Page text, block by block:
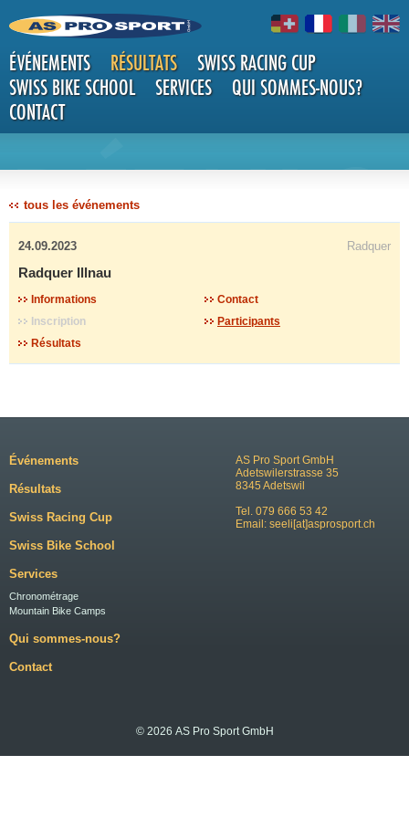
ÉVÉNEMENTS RÉSULTATS
SWISS RACING CUP
SWISS BIKE SCHOOL
SERVICES
QUI SOMMES-NOUS?
CONTACT
DÉTAILS
tous les événements
24.09.2023 Radquer
Radquer Illnau
Informations
Contact
Inscription
Participants
Résultats
AS Pro Sport GmbH
Adetswilerstrasse 35
8345 Adetswil
Tel. 079 666 53 42
Email: seeli[at]asprosport.ch
Événements
Résultats
Swiss Racing Cup
Swiss Bike School
Services
Chronométrage
Mountain Bike Camps
Qui sommes-nous?
Contact
© 2026 AS Pro Sport GmbH